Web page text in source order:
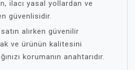
ilacı yasal yollardan ve
güvenlisidir.
alırken güvenilir
ve ürünün kalitesini
korumanın anahtarıdır.